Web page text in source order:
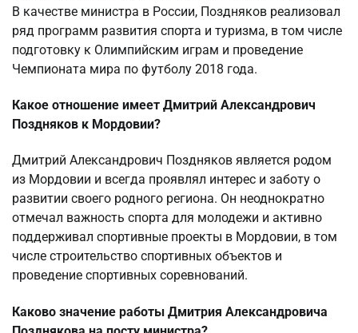
В качестве министра в России, Поздняков реализовал
ряд программ развития спорта и туризма, в том числе
подготовку к Олимпийским играм и проведение
Чемпионата мира по футболу 2018 года.
Какое отношение имеет Дмитрий Александрович
Поздняков к Мордовии?
Дмитрий Александрович Поздняков является родом
из Мордовии и всегда проявлял интерес и заботу о
развитии своего родного региона. Он неоднократно
отмечал важность спорта для молодежи и активно
поддерживал спортивные проекты в Мордовии, в том
числе строительство спортивных объектов и
проведение спортивных соревнований.
Каково значение работы Дмитрия Александровича